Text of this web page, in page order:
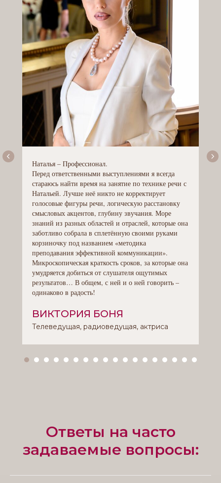
Наталья – Профессионал.
Перед ответственными выступлениями я всегда
стараюсь найти время на занятие по технике речи с
Натальей. Лучше неё никто не корректирует
голосовые фигуры речи, логическую расстановку
смысловых акцентов, глубину звучания. Море
знаний из разных областей и отраслей, которые она
заботливо собрала в сплетённую своими руками
корзиночку под названием «методика
преподавания эффективной коммуникации».
Микроскопическая краткость сроков, за которые она
умудряется добиться от слушателя ощутимых
результатов… В общем, с ней и о ней говорить –
одинаково в радость!
ВИКТОРИЯ БОНЯ
Телеведущая, радиоведущая, актриса
Ответы на часто
задаваемые вопросы: